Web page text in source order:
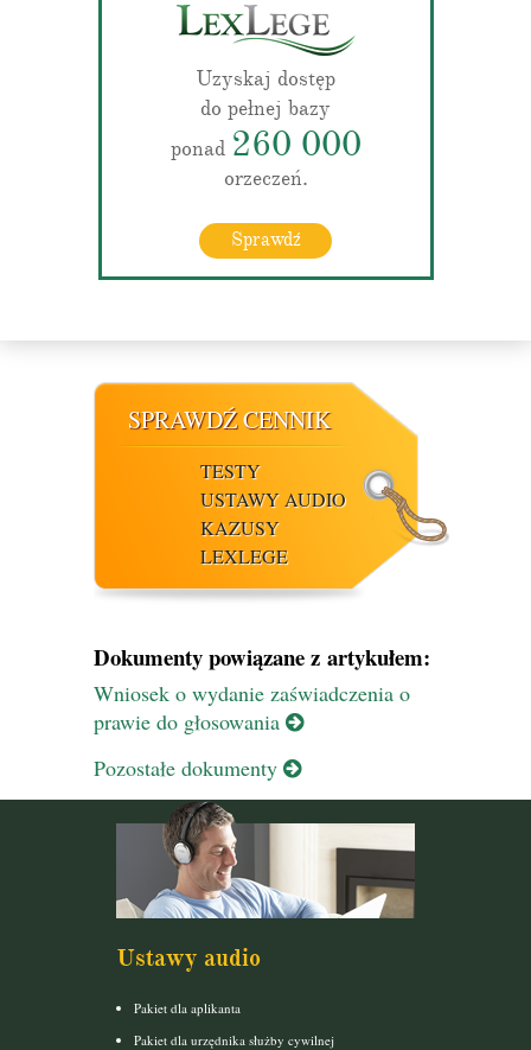
Uzyskaj dostęp
do pełnej bazy
ponad 260 000
orzeczeń.
Sprawdź
SPRAWDŹ CENNIK
TESTY
USTAWY AUDIO
KAZUSY
LEXLEGE
Dokumenty powiązane z artykułem:
Wniosek o wydanie zaświadczenia o
prawie do głosowania
Pozostałe dokumenty
Ustawy audio
Pakiet dla aplikanta
Pakiet dla urzędnika służby cywilnej